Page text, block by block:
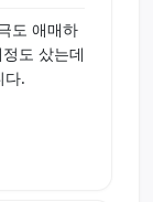
도 애매하
도 샀는데
다.